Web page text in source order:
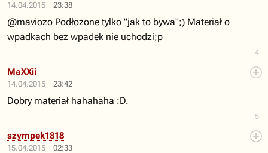
14.04.2015 23:38
4
@maviozo Podłożone tylko "jak to bywa";) Materiał o
wpadkach bez wpadek nie uchodzi;p
14.04.2015 23:42
5
MaXXii
Dobry materiał hahahaha :D.
15.04.2015 02:33
szympek1818